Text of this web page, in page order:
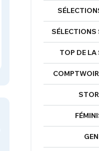
SÉLECTIONS
TOP DE LA
CONNEXION
Un Thread
C'EST PARTI